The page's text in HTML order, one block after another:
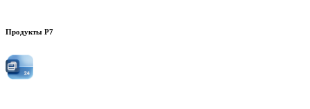
Продукты Р7